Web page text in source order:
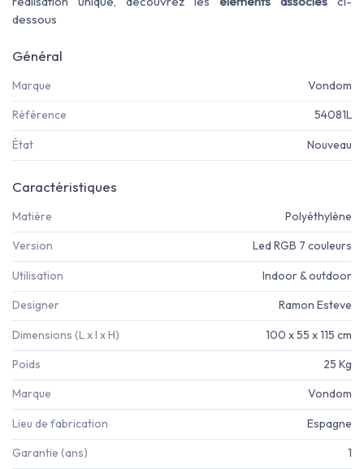
dessous
Général
Marque Vondom
Référence 54081L
État Nouveau
Caractéristiques
Matière Polyéthylène
Version Led RGB 7 couleurs
Utilisation Indoor & outdoor
Designer Ramon Esteve
Dimensions (L x l x H) 100 x 55 x 115 cm
Poids 25 Kg
Marque Vondom
Lieu de fabrication Espagne
Garantie (ans) 1